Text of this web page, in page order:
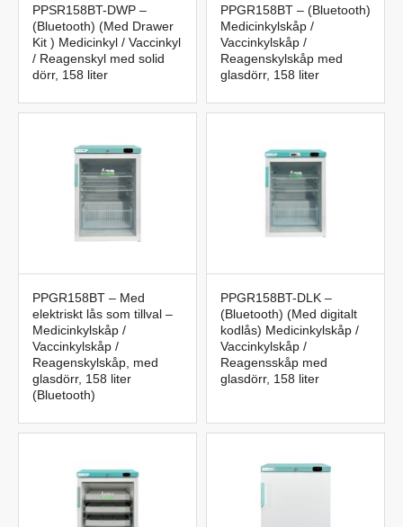
PPSR158BT-DWP –
(Bluetooth) (Med Drawer
Kit ) Medicinkyl / Vaccinkyl
/ Reagenskyl med solid
dörr, 158 liter
PPGR158BT – (Bluetooth)
Medicinkylskåp /
Vaccinkylskåp /
Reagenskylskåp med
glasdörr, 158 liter
PPGR158BT – Med
elektriskt lås som tillval –
Medicinkylskåp /
Vaccinkylskåp /
Reagenskylskåp, med
glasdörr, 158 liter
(Bluetooth)
PPGR158BT-DLK –
(Bluetooth) (Med digitalt
kodlås) Medicinkylskåp /
Vaccinkylskåp /
Reagensskåp med
glasdörr, 158 liter